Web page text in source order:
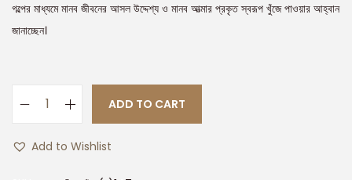
গল্পের মাধ্যমে মানব জীবনের আসল উদ্দেশ্য ও মানব আত্মার প্রকৃত স্বরূপ খুঁজে পাওয়ার আহ্বান
জানাচ্ছেন।
ADD TO CART
Add to Wishlist